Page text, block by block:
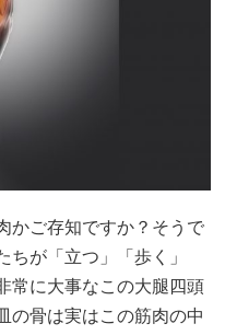
かご存知ですか？そうで
ちが「立つ」「歩く」
常に大事なこの大腿四頭
の骨は実はこの筋肉の中